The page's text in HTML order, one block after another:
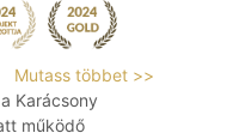
Mutass többet >>
Karácsony
működő